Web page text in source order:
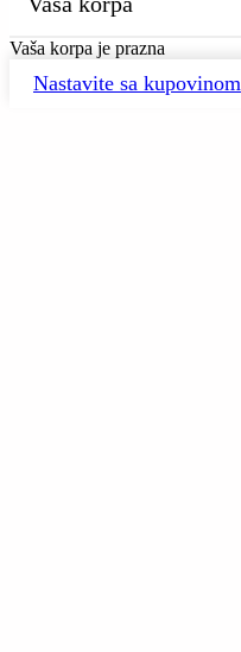
Vaša korpa je prazna
Nastavite sa kupovinom